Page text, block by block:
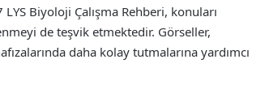
Biyoloji Çalışma Rehberi, konuları
de teşvik etmektedir. Görseller,
daha kolay tutmalarına yardımcı